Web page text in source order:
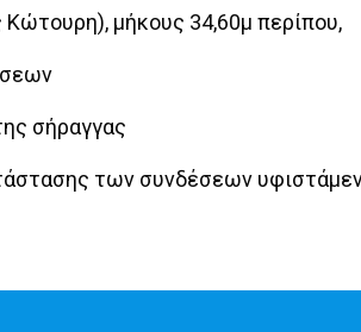
Κώτουρη), μήκους 34,60μ περίπου,
σήραγγας
των συνδέσεων